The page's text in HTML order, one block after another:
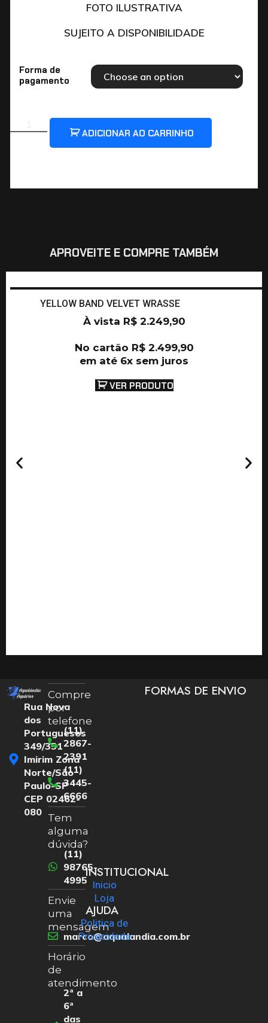
FOTO ILUSTRATIVA
SUJEITO A DISPONIBILIDADE
Forma de
pagamento
ADICIONAR AO CARRINHO
APROVEITE E COMPRE TAMBÉM
YELLOW BAND VELVET WRASSE
À vista R$2.249,90
No cartão R$2.499,90
em até 6x sem juros
VER PRODUTO
Rua Nova
dos
Portugueses
349/351
Imirim Zona
Norte/São
Paulo-SP
CEP 02462-
080
Compre
por
telefone
(11)
2867-
2391
(11)
3445-
6666
Tem
alguma
dúvida?
(11)
98765-
4995
Envie
uma
mensagem
marco@aqualandia.com.br
Horário
de
atendimento
2ª a
6ª
das
INSTITUCIONAL
Inicio
Loja
AJUDA
Politica de
Privacidade
FORMAS DE ENVIO